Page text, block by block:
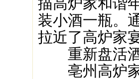
描高炉家和谐
装小酒一瓶。
拉近了高炉家
重新盘活酒
亳州高炉家